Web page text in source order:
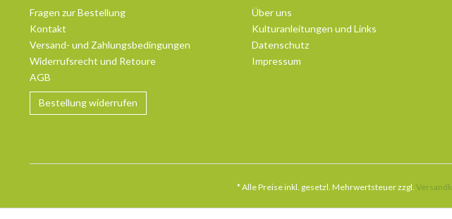
Fragen zur Bestellung
Kontakt
Versand- und Zahlungsbedingungen
Widerrufsrecht und Retoure
AGB
Bestellung widerrufen
Über uns
Kulturanleitungen und Links
Datenschutz
Impressum
* Alle Preise inkl. gesetzl. Mehrwertsteuer zzgl.